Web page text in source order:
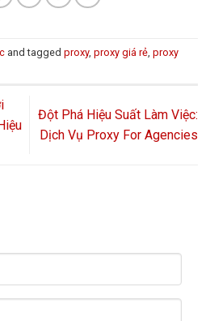
and tagged proxy, proxy giá rẻ proxy
Đột Phá Hiệu Suất Làm Việc:
Dịch Vụ Proxy For Agencies